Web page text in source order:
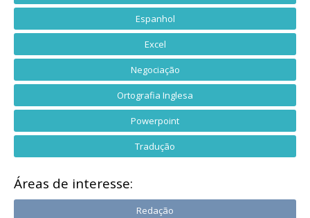
Espanhol
Excel
Negociação
Ortografia Inglesa
Powerpoint
Tradução
Áreas de interesse:
Redação